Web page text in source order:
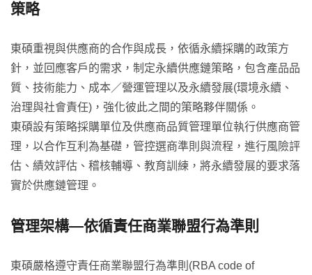
策略
東碩重視與供應商的合作與成長，依循永續採購的政策方
針，並回應客戶的需求，制定永續供應鏈策略，包含產品品
質、技術能力、成本／營運管理以及永續發展(環境永續、
治理與社會責任)，強化彼此之間的策略夥伴關係。
東碩設有策略採購單位及供應商品質管理單位執行供應商管
理，以合作互利為基礎，管控選商準則與流程，進行風險評
估、績效評估、稽核輔導、教育訓練，將永續發展的要求落
實於供應鏈管理。
管理架構—依循責任商業聯盟行為準則
東碩嚴格遵守責任商業聯盟行為準則(RBA code of